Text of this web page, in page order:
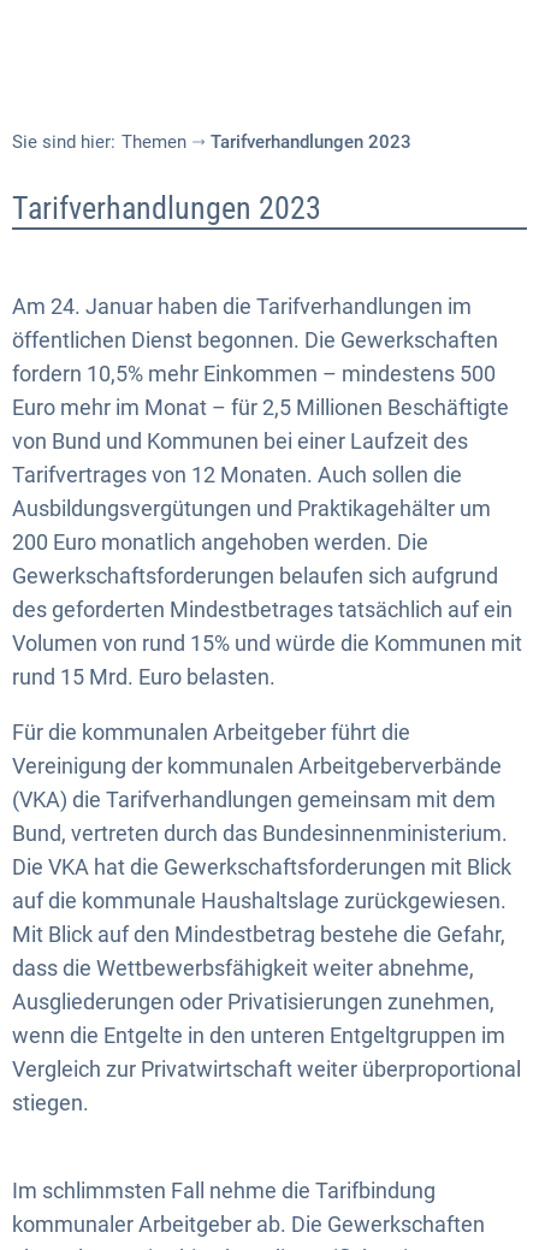
Sie sind hier: Themen Tarifverhandlungen 2023
Tarifverhandlungen 2023
Am 24. Januar haben die Tarifverhandlungen im
öffentlichen Dienst begonnen. Die Gewerkschaften
fordern 10,5% mehr Einkommen – mindestens 500
Euro mehr im Monat – für 2,5 Millionen Beschäftigte
von Bund und Kommunen bei einer Laufzeit des
Tarifvertrages von 12 Monaten. Auch sollen die
Ausbildungsvergütungen und Praktikagehälter um
200 Euro monatlich angehoben werden. Die
Gewerkschaftsforderungen belaufen sich aufgrund
des geforderten Mindestbetrages tatsächlich auf ein
Volumen von rund 15% und würde die Kommunen mit
rund 15 Mrd. Euro belasten.
Für die kommunalen Arbeitgeber führt die
Vereinigung der kommunalen Arbeitgeberverbände
(VKA) die Tarifverhandlungen gemeinsam mit dem
Bund, vertreten durch das Bundesinnenministerium.
Die VKA hat die Gewerkschaftsforderungen mit Blick
auf die kommunale Haushaltslage zurückgewiesen.
Mit Blick auf den Mindestbetrag bestehe die Gefahr,
dass die Wettbewerbsfähigkeit weiter abnehme,
Ausgliederungen oder Privatisierungen zunehmen,
wenn die Entgelte in den unteren Entgeltgruppen im
Vergleich zur Privatwirtschaft weiter überproportional
stiegen.
Im schlimmsten Fall nehme die Tarifbindung
kommunaler Arbeitgeber ab. Die Gewerkschaften